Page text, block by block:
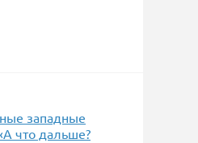
западные
что дальше?